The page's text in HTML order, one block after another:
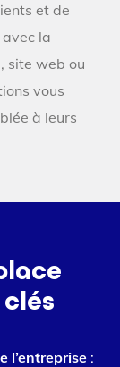
et de
la
site web ou
vous
à leurs
clés
l’entreprise :